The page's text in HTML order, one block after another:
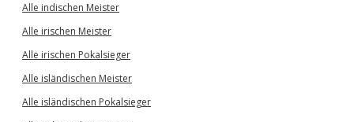
Alle indischen Meister
Alle irischen Meister
Alle irischen Pokalsieger
Alle isländischen Meister
Alle isländischen Pokalsieger